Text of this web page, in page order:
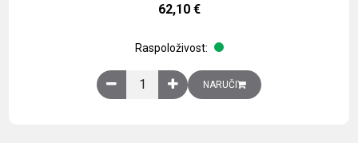
62,10 €
Raspoloživost:
Obična montažna ploča V1000xŠ800mm,
NARUČI